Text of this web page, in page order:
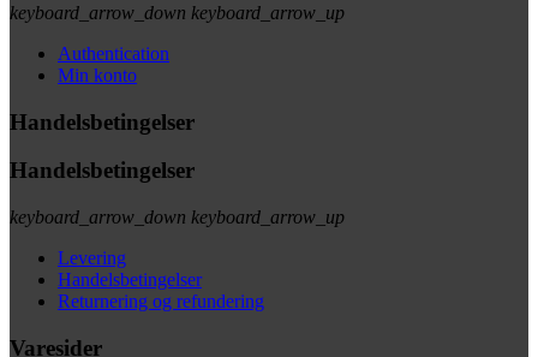
keyboard_arrow_down keyboard_arrow_up
Authentication
Min konto
Handelsbetingelser
Handelsbetingelser
keyboard_arrow_down keyboard_arrow_up
Levering
Handelsbetingelser
Returnering og refundering
Varesider